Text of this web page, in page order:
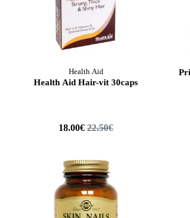
Health Aid
Health Aid Hair-vit 30caps
18.00€22.50€